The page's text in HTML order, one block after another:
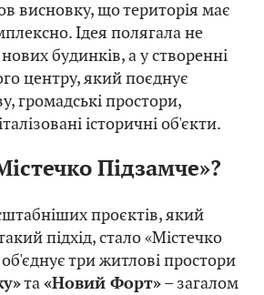
висновку, що територія має
Ідея полягала не
будинків, а у створенні
центру, який поєднує
громадські простори,
історичні об'єкти.
Підзамче»?
проєктів, який
підхід, стало «Містечко
три житлові простори
та«Новий Форт»– загалом